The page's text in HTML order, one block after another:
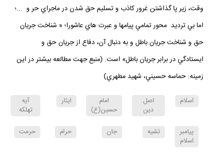
وقت، زير پا گذاشتن غرور كاذب و تسليم حق شدن در ماجراي حر و ...؛
اما بي ترديد محور تمامي پيامها و عبرت هاي عاشورا؛ « شناخت جريان
حق و شناخت جريان باطل و به دنبال آن، دفاع از جريان حق و
ايستادگي در برابر جريان باطل» است. (منبع جهت مطالعه بيشتر در اين
زمينه: حماسه حسيني، شهيد مطهري)
اسلام
اصل
دين
امام
حسين(ع)
ايثار
آيه
تهلكه
پيامبر
اسلام
تشيه جان حرام حرمت